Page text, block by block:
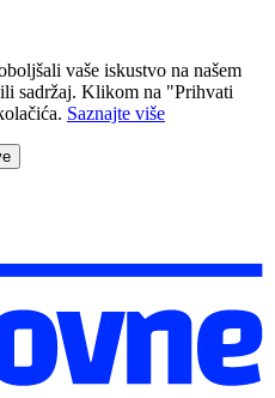
vaše iskustvo na našem
sadržaj. Klikom na "Prihvati
Saznajte više